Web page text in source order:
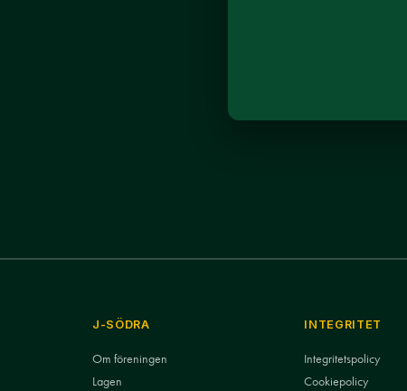
J-SÖDRA
Om föreningen
Lagen
INTEGRITET
Integritetspolicy
Cookiepolicy